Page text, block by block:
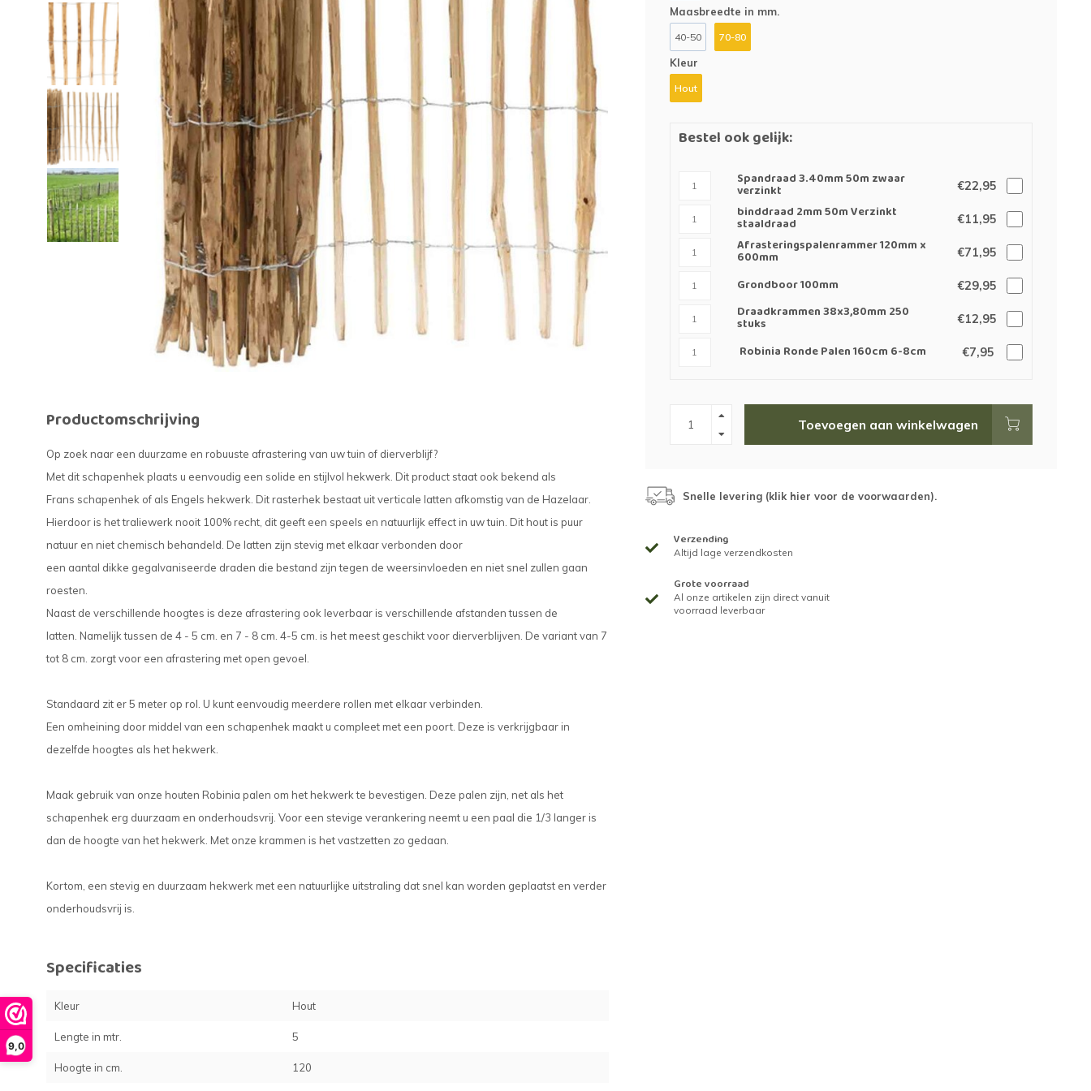
9,0
Zeskanten gaas
Boogjesgaas
Draadgaas
Horrengaas
Hoornaargaas
Carnavalsgaas
Paardengaas
Rattengaas
Insectengaas
Dassengaas
Mollengaas
Afrastering wolven
Schutting
Elektrische afrastering
Prikkeldraad
Beschermnetten (moes)tuin
Afrastering dakgoot
Grondboren
Productomschrijving
Op zoek naar een duurzame en robuuste afrastering van uw tuin of dierverblijf?
Met dit schapenhek plaats u eenvoudig een solide en stijlvol hekwerk. Dit product staat ook bekend als
Frans schapenhek of als Engels hekwerk. Dit rasterhek bestaat uit verticale latten afkomstig van de Hazelaar.
Hierdoor is het traliewerk nooit 100% recht, dit geeft een speels en natuurlijk effect in uw tuin. Dit hout is puur
natuur en niet chemisch behandeld. De latten zijn stevig met elkaar verbonden door
een aantal dikke gegalvaniseerde draden die bestand zijn tegen de weersinvloeden en niet snel zullen gaan
roesten.
Naast de verschillende hoogtes is deze afrastering ook leverbaar is verschillende afstanden tussen de
latten. Namelijk tussen de 4 - 5 cm. en 7 - 8 cm. 4-5 cm. is het meest geschikt voor dierverblijven. De variant van 7
tot 8 cm. zorgt voor een afrastering met open gevoel.
Standaard zit er 5 meter op rol. U kunt eenvoudig meerdere rollen met elkaar verbinden.
Een omheining door middel van een schapenhek maakt u compleet met een poort. Deze is verkrijgbaar in
dezelfde hoogtes als het hekwerk.
Maak gebruik van onze houten Robinia palen om het hekwerk te bevestigen. Deze palen zijn, net als het
schapenhek erg duurzaam en onderhoudsvrij. Voor een stevige verankering neemt u een paal die 1/3 langer is
dan de hoogte van het hekwerk. Met onze krammen is het vastzetten zo gedaan.
Kortom, een stevig en duurzaam hekwerk met een natuurlijke uitstraling dat snel kan worden geplaatst en verder
onderhoudsvrij is.
Specificaties
Kleur Hout
Lengte in mtr. 5
Hoogte in cm. 120
Maasbreedte in mm.
40-50 70-80
Kleur
Hout
Bestel ook gelijk:
Spandraad 3.40mm 50m zwaar
verzinkt €22,95
binddraad 2mm 50m Verzinkt
staaldraad €11,95
Afrasteringspalenrammer 120mm x
600mm €71,95
Grondboor 100mm €29,95
Draadkrammen 38x3,80mm 250
stuks €12,95
Robinia Ronde Palen 160cm 6-8cm €7,95
Toevoegen aan winkelwagen
Snelle levering (klik hier voor de voorwaarden).
Verzending
Altijd lage verzendkosten
Grote voorraad
Al onze artikelen zijn direct vanuit
voorraad leverbaar